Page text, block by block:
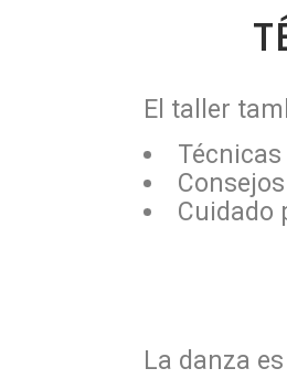
El taller
Cuidado
La danza